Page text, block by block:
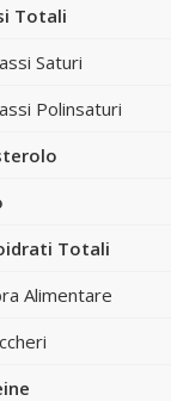
Totali
Saturi
Polinsaturi
Totali
Alimentare